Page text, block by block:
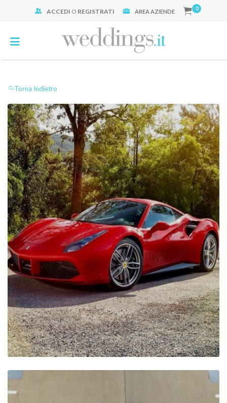
ACCEDI O REGISTRATI AREA AZIENDE 0
Torna Indietro